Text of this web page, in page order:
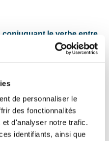
de personnaliser le
des fonctionnalités
d'analyser notre trafic.
identifiants, ainsi que
le verbe entre
(partir) bientôt en vacances.
ce mot :
"son" ou "sont".
sur la porte !